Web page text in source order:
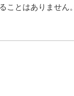
ことはありません。